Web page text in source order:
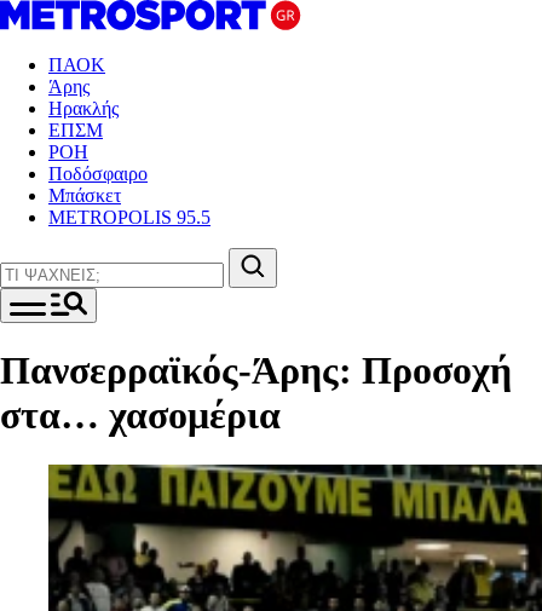
ΠΑΟΚ
Άρης
Ηρακλής
ΕΠΣΜ
ΡΟΗ
Ποδόσφαιρο
Μπάσκετ
METROPOLIS 95.5
Πανσερραϊκός-Άρης: Προσοχή
στα… χασομέρια